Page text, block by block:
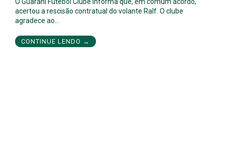
acertou a rescisão contratual do volante Ralf. O clube
agradece ao…
CONTINUE LENDO →